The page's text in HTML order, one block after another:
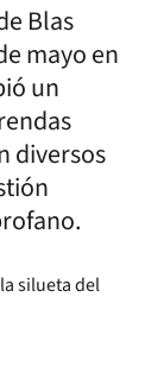
Blas
mayo en
un
diversos